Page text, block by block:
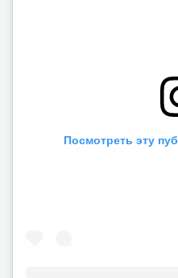
Посмотреть эту